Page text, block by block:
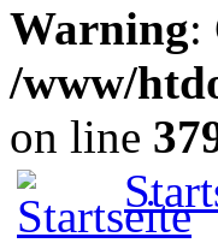
Warning:
/www/
on line